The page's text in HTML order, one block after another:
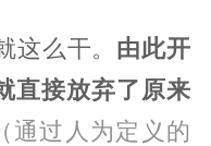
这么干。 由此开
直接放弃了原来
（通过人为定义的